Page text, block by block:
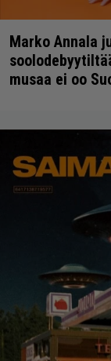
Marko Annala
musaa ei oo